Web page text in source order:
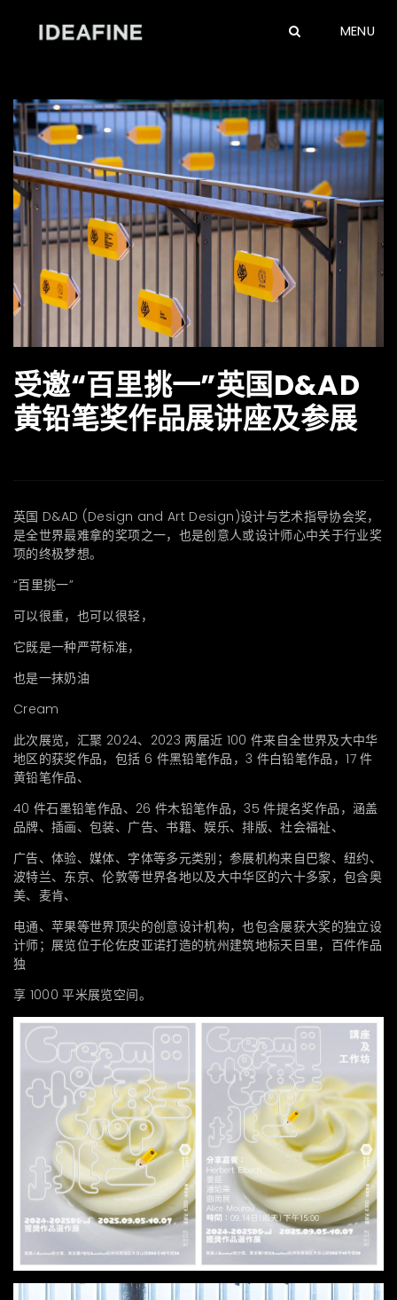
MENU
受邀“百里挑一”英国D&AD
黄铅笔奖作品展讲座及参展
英国 D&AD (Design and Art Design)设计与艺术指导协会奖，
是全世界最难拿的奖项之一，也是创意人或设计师心中关于行业奖
项的终极梦想。
“百里挑一”
可以很重，也可以很轻，
它既是一种严苛标准，
也是一抹奶油
Cream
此次展览，汇聚 2024、2023 两届近 100 件来自全世界及大中华
地区的获奖作品，包括 6 件黑铅笔作品，3 件白铅笔作品，17 件
黄铅笔作品、
40 件石墨铅笔作品、26 件木铅笔作品，35 件提名奖作品，涵盖
品牌、插画、包装、广告、书籍、娱乐、排版、社会福祉、
广告、体验、媒体、字体等多元类别；参展机构来自巴黎、纽约、
波特兰、东京、伦敦等世界各地以及大中华区的六十多家，包含奥
美、麦肯、
电通、苹果等世界顶尖的创意设计机构，也包含屡获大奖的独立设
计师；展览位于伦佐皮亚诺打造的杭州建筑地标天目里，百件作品
独
享 1000 平米展览空间。